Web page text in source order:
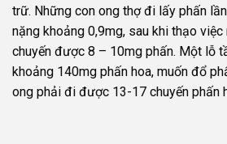
trữ. Những con ong thợ đi lấy phấn
nặng khoảng 0,9mg, sau khi thạo
chuyến được 8 – 10mg phấn. Một lỗ
khoảng 140mg phấn hoa, muốn đổ
ong phải đi được 13-17 chuyến phấn